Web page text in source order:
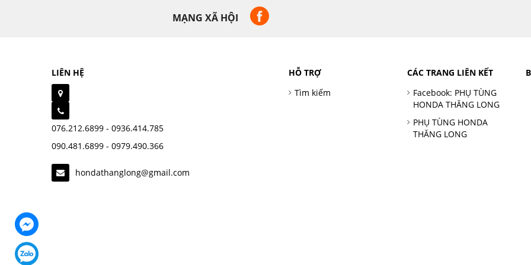
MẠNG XÃ HỘI
LIÊN HỆ
076.212.6899 - 0936.414.785
090.481.6899 - 0979.490.366
hondathanglong@gmail.com
HỖ TRỢ
Tìm kiếm
CÁC TRANG LIÊN KẾT
Facebook: PHỤ TÙNG
HONDA THĂNG LONG
PHỤ TÙNG HONDA
THĂNG LONG